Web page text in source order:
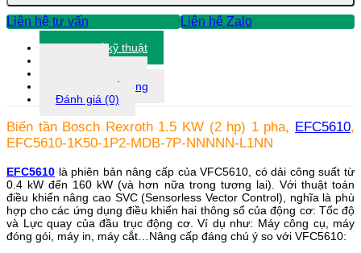
hp)
1
pha,
EFC5610,
EFC5610-
1K50-
1P2-
MDB-
NNNNN-
L1NN
số
Liên hệ tư vấn Liên hệ Zalo
Thông số kỹ thuật
Thông tin bổ sung
Đánh giá (0)
Biến tần Bosch Rexroth 1.5 KW (2 hp) 1 pha, EFC5610,
EFC5610-1K50-1P2-MDB-7P-NNNNN-L1NN
EFC5610 là phiên bản nâng cấp của VFC5610, có dải công suất từ
0.4 kW đến 160 kW (và hơn nữa trong tương lai). Với thuật toán
điều khiển nâng cao SVC (Sensorless Vector Control), nghĩa là phù
hợp cho các ứng dụng điều khiển hai thông số của động cơ: Tốc độ
và Lực quay của đầu trục động cơ. Ví dụ như: Máy công cụ, máy
đóng gói, máy in, máy cắt…Nâng cấp đáng chú ý so với VFC5610: